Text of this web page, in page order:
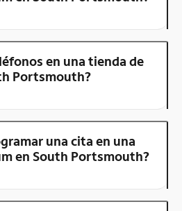
en una tienda de
Portsmouth?
una cita en una
en South Portsmouth?